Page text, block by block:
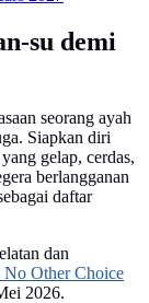
su demi
seorang ayah
Siapkan diri
gelap, cerdas,
berlangganan
daftar
dan
Other Choice
2026.